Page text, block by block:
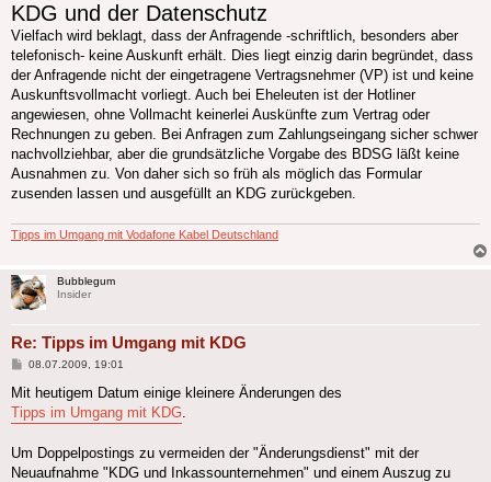
KDG und der Datenschutz
Vielfach wird beklagt, dass der Anfragende -schriftlich, besonders aber
telefonisch- keine Auskunft erhält. Dies liegt einzig darin begründet, dass
der Anfragende nicht der eingetragene Vertragsnehmer (VP) ist und keine
Auskunftsvollmacht vorliegt. Auch bei Eheleuten ist der Hotliner
angewiesen, ohne Vollmacht keinerlei Auskünfte zum Vertrag oder
Rechnungen zu geben. Bei Anfragen zum Zahlungseingang sicher schwer
nachvollziehbar, aber die grundsätzliche Vorgabe des BDSG läßt keine
Ausnahmen zu. Von daher sich so früh als möglich das Formular
zusenden lassen und ausgefüllt an KDG zurückgeben.
Tipps im Umgang mit Vodafone Kabel Deutschland
Bubblegum
Insider
Re: Tipps im Umgang mit KDG
Beitrag
08.07.2009, 19:01
Mit heutigem Datum einige kleinere Änderungen des
Tipps im Umgang mit KDG
Um Doppelpostings zu vermeiden der "Änderungsdienst" mit der
Neuaufnahme "KDG und Inkassounternehmen" und einem Auszug zu